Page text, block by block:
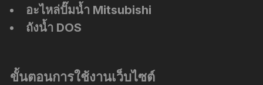
อะไหล่ปั๊มน้ำ Mitsubishi
ถังน้ำ DOS
ขั้นตอนการใช้งานเว็บไซต์